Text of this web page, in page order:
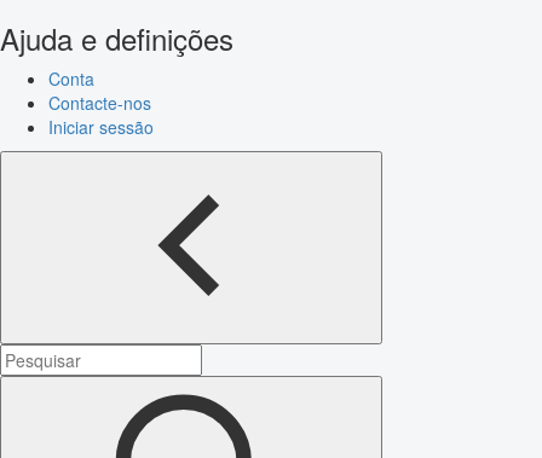
Ajuda e definições
Conta
Contacte-nos
Iniciar sessão